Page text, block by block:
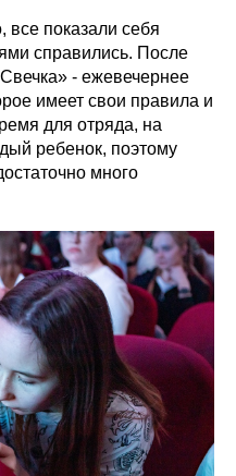
показали себя
справились. После
- ежевечернее
имеет свои правила и
для отряда, на
ребенок, поэтому
много